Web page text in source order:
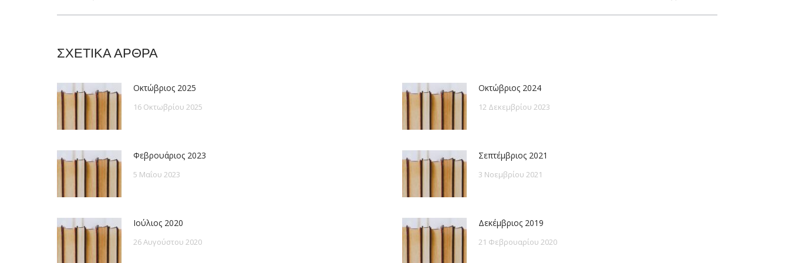
ΣΧΕΤΙΚΑ ΑΡΘΡΑ
Οκτώβριος 2025
16 Οκτωβρίου 2025
Οκτώβριος 2024
12 Δεκεμβρίου 2023
Φεβρουάριος 2023
5 Μαΐου 2023
Σεπτέμβριος 2021
3 Νοεμβρίου 2021
Ιούλιος 2020
26 Αυγούστου 2020
Δεκέμβριος 2019
21 Φεβρουαρίου 2020